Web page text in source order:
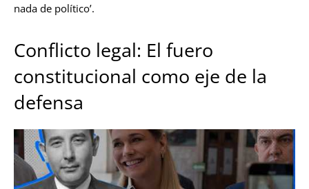
nada de político’.
Conflicto legal: El fuero
constitucional como eje de la
defensa